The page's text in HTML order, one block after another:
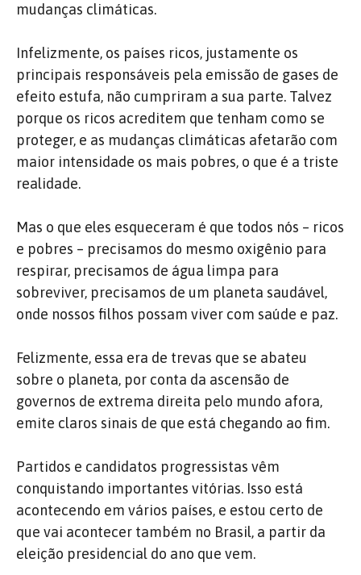
mudanças climáticas.
Infelizmente, os países ricos, justamente os
principais responsáveis pela emissão de gases de
efeito estufa, não cumpriram a sua parte. Talvez
porque os ricos acreditem que tenham como se
proteger, e as mudanças climáticas afetarão com
maior intensidade os mais pobres, o que é a triste
realidade.
Mas o que eles esqueceram é que todos nós – ricos
e pobres – precisamos do mesmo oxigênio para
respirar, precisamos de água limpa para
sobreviver, precisamos de um planeta saudável,
onde nossos filhos possam viver com saúde e paz.
Felizmente, essa era de trevas que se abateu
sobre o planeta, por conta da ascensão de
governos de extrema direita pelo mundo afora,
emite claros sinais de que está chegando ao fim.
Partidos e candidatos progressistas vêm
conquistando importantes vitórias. Isso está
acontecendo em vários países, e estou certo de
que vai acontecer também no Brasil, a partir da
eleição presidencial do ano que vem.